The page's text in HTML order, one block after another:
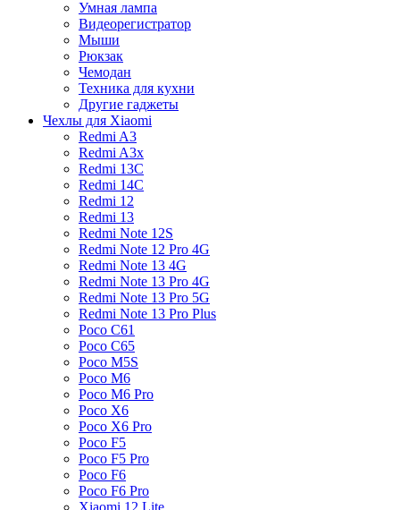
Умная лампа
Видеорегистратор
Мыши
Рюкзак
Чемодан
Техника для кухни
Другие гаджеты
Чехлы для Xiaomi
Redmi A3
Redmi A3x
Redmi 13C
Redmi 14C
Redmi 12
Redmi 13
Redmi Note 12S
Redmi Note 12 Pro 4G
Redmi Note 13 4G
Redmi Note 13 Pro 4G
Redmi Note 13 Pro 5G
Redmi Note 13 Pro Plus
Poco C61
Poco C65
Poco M5S
Poco M6
Poco M6 Pro
Poco X6
Poco X6 Pro
Poco F5
Poco F5 Pro
Poco F6
Poco F6 Pro
Xiaomi 12 Lite